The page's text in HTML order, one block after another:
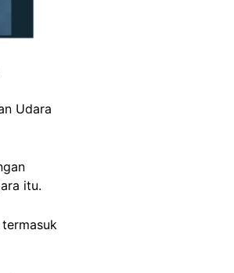
Udara
itu.